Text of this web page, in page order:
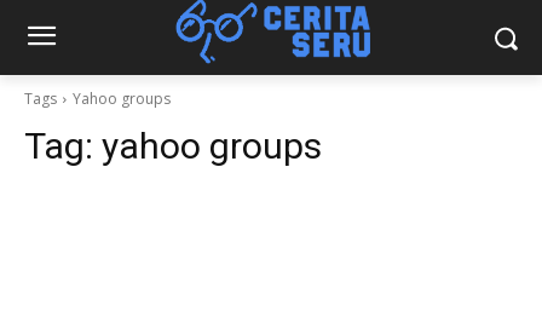
Tags Yahoo groups
Tag: yahoo groups